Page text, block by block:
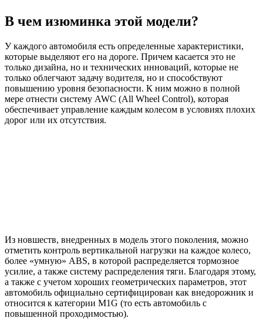
В чем изюминка этой модели?
У каждого автомобиля есть определенные характеристики,
которые выделяют его на дороге. Причем касается это не
только дизайна, но и технических инноваций, которые не
только облегчают задачу водителя, но и способствуют
повышению уровня безопасности. К ним можно в полной
мере отнести систему AWC (All Wheel Control), которая
обеспечивает управление каждым колесом в условиях плохих
дорог или их отсутствия.
Из новшеств, внедренных в модель этого поколения, можно
отметить контроль вертикальной нагрузки на каждое колесо,
более «умную» ABS, в которой распределяется тормозное
усилие, а также систему распределения тяги. Благодаря этому,
а также с учетом хороших геометрических параметров, этот
автомобиль официально сертифицирован как внедорожник и
относится к категории M1G (то есть автомобиль с
повышенной проходимостью).